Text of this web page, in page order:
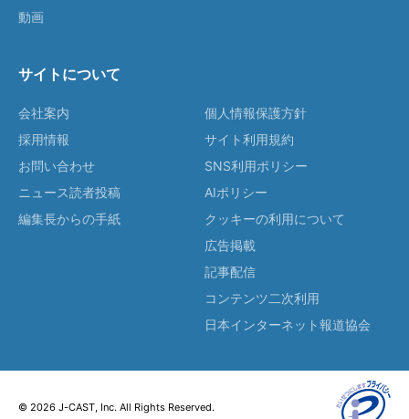
動画
サイトについて
会社案内
採用情報
お問い合わせ
ニュース読者投稿
編集長からの手紙
個人情報保護方針
サイト利用規約
SNS利用ポリシー
AIポリシー
クッキーの利用について
広告掲載
記事配信
コンテンツ二次利用
日本インターネット報道協会
© 2026 J-CAST, Inc. All Rights Reserved.